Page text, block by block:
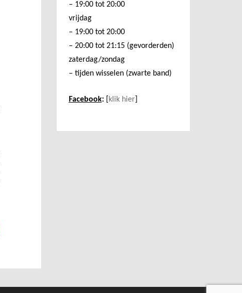
– 19:00 tot 20:00
vrijdag
– 19:00 tot 20:00
– 20:00 tot 21:15 (gevorderden)
zaterdag/zondag
– tijden wisselen (zwarte band)
Facebook:[ klik hier]